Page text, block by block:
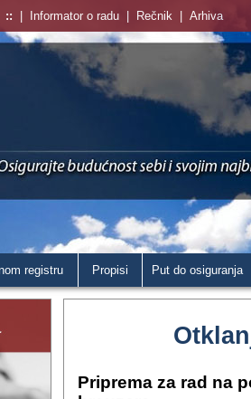
:: Informator o radu Rečnik Arhiva
registru Propisi Put do osiguranja
Priprema za rad na